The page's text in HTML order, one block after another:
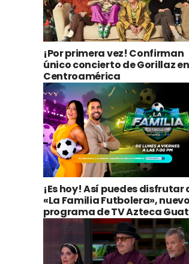
¡Por primera vez! Confirman
único concierto de Gorillaz en
Centroamérica
¡Es hoy! Así puedes disfrutar
«La Familia Futbolera», nuevo
programa de TV Azteca